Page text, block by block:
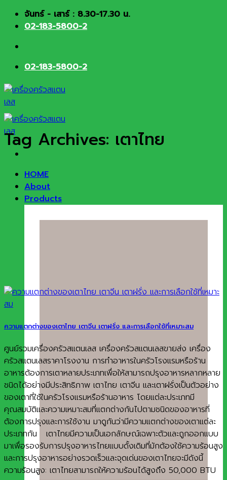
Skip จันทร์ - เสาร์ : 8.30-17.30 น.
02-183-5800-2
02-183-5800-2
HOME
About
Products
Tag Archives: เตาไทย
ความแตกต่างของเตาไทย เตาจีน เตาฝรั่ง และการเลือกใช้ที่เหมาะสม
ศูนย์รวมเครื่องครัวสแตนเลส เครื่องครัวสแตนเลสขายส่ง เครื่อง
ครัวสแตนเลสราคาโรงงาน การทำอาหารในครัวโรงแรมหรือร้าน
อาหารต้องการเตาหลายประเภทเพื่อให้สามารถปรุงอาหารหลากหลาย
ชนิดได้อย่างมีประสิทธิภาพ เตาไทย เตาจีน และเตาฝรั่งเป็นตัวอย่าง
ของเตาที่ใช้ในครัวโรงแรมหรือร้านอาหาร โดยแต่ละประเภทมี
คุณสมบัติและความเหมาะสมที่แตกต่างกันไปตามชนิดของอาหารที่
ต้องการปรุงและการใช้งาน มาดูกันว่ามีความแตกต่างของเตาแต่ละ
ประเภทกัน เตาไทยมีความเป็นเอกลักษณ์เฉพาะตัวและถูกออกแบบ
มาเพื่อรองรับการปรุงอาหารไทยแบบดั้งเดิมที่มักต้องใช้ความร้อนสูง
และการปรุงอาหารอย่างรวดเร็วและจุดเด่นของเตาไทยจะมีดังนี้
ความร้อนสูง: เตาไทยสามารถให้ความร้อนได้สูงถึง 50,000 BTU